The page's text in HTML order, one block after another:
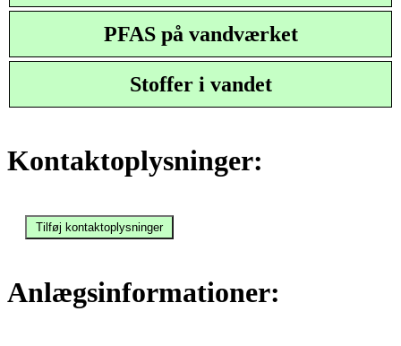
PFAS på vandværket
Stoffer i vandet
Kontaktoplysninger:
Anlægsinformationer: